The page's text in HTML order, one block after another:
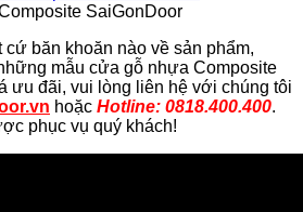
SaiGonDoor
cứ băn khoăn nào về sản phẩm,
mẫu cửa gỗ nhựa Composite
ưu đãi, vui lòng liên hệ với chúng tôi
hoặc Hotline: 0818.400.400.
phục vụ quý khách!